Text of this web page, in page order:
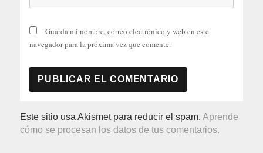
Guarda mi nombre, correo electrónico y web en este
navegador para la próxima vez que comente.
Este sitio usa Akismet para reducir el spam.Aprende
cómo se procesan los datos de tus comentarios.